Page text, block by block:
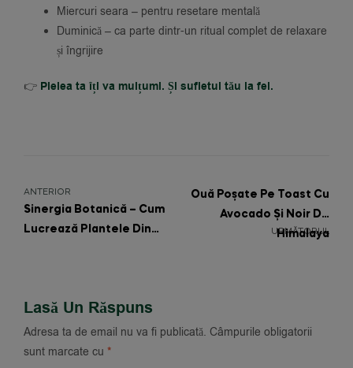
Miercuri seara – pentru resetare mentală
Duminică – ca parte dintr-un ritual complet de relaxare
și îngrijire
👉 Pielea ta îți va mulțumi. Și sufletul tău la fel.
ANTERIOR
Sinergia Botanică – Cum
Lucrează Plantele Din
Liniștită
URMĂTORUL
Ouă Poșate Pe Toast Cu
Avocado Și Noir De
Himalaya
Lasă Un Răspuns
Adresa ta de email nu va fi publicată. Câmpurile obligatorii
sunt marcate cu *